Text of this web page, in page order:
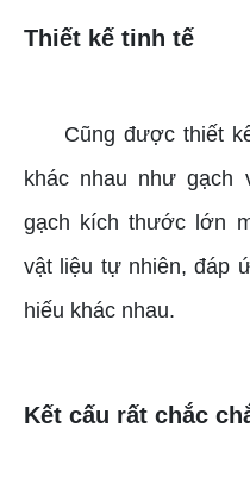
Thiết kế tinh tế
Cũng được thiết
khác nhau như gạch
gạch kích thước lớn
vật liệu tự nhiên, đáp
hiếu khác nhau.
Kết cấu rất chắc